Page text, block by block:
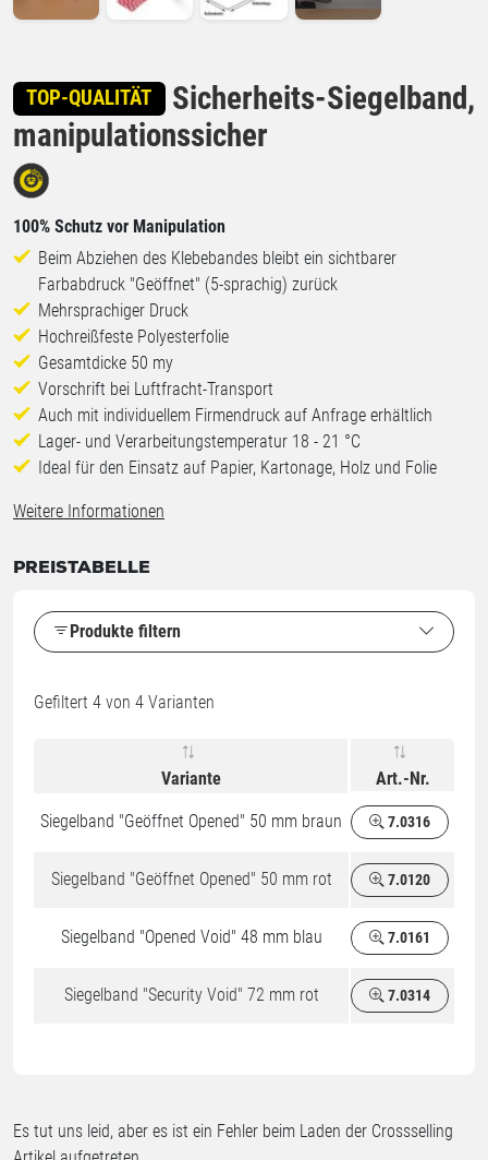
TOP-QUALITÄT
Sicherheits-Siegelband,
manipulationssicher
100% Schutz vor Manipulation
Beim Abziehen des Klebebandes bleibt ein sichtbarer
Farbabdruck "Geöffnet" (5-sprachig) zurück
Mehrsprachiger Druck
Hochreißfeste Polyesterfolie
Gesamtdicke 50 my
Vorschrift bei Luftfracht-Transport
Auch mit individuellem Firmendruck auf Anfrage erhältlich
Lager- und Verarbeitungstemperatur 18 - 21 °C
Ideal für den Einsatz auf Papier, Kartonage, Holz und Folie
Weitere Informationen
PREISTABELLE
Produkte filtern
Gefiltert 4 von 4 Varianten
Variante Art.-Nr.
Siegelband "Geöffnet Opened" 50 mm braun 7.0316
Siegelband "Geöffnet Opened" 50 mm rot 7.0120
Siegelband "Opened Void" 48 mm blau 7.0161
Siegelband "Security Void" 72 mm rot 7.0314
Es tut uns leid, aber es ist ein Fehler beim Laden der Crossselling